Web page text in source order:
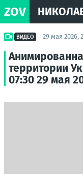
ZOV
ВИДЕО 29 мая 2026,
территории
07:30 29 мая